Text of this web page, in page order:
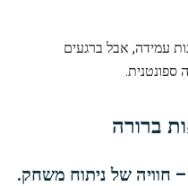
עמידה, אבל ברגעים
ספונטנית.
ברורה
– חוויה של ניתוח משחק.